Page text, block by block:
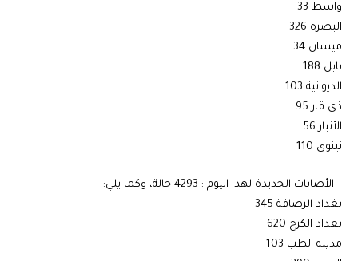
واسط 33
البصرة 326
ميسان 34
بابل 188
الديوانية 103
ذي قار 95
الأنبار 56
نينوى 110
– الأصابات الجديدة لهذا اليوم : 4293 حالة، وكما يلي:
بغداد الرصافة 345
بغداد الكرخ 620
مدينة الطب 103